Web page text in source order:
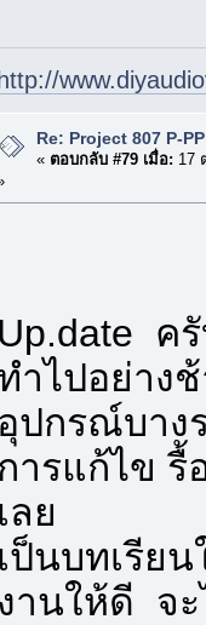
Re: Project 807 P-
« ตอบกลับ #79 เมื่อ: 17
Up.date ค
ำไปอย่าง
อุปกรณ์บาง
การแก้ไข รื้
เลย
เป็นบทเรีย
งานให้ดี จ